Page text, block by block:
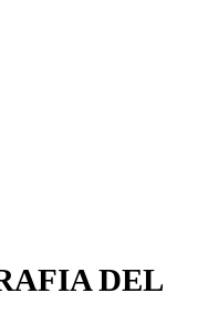
DEL